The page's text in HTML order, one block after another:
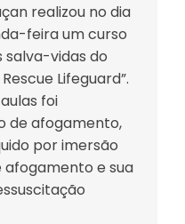
realizou no dia
feira um curso
vidas do
Lifeguard”.
foi
de afogamento,
por imersão
afogamento e sua